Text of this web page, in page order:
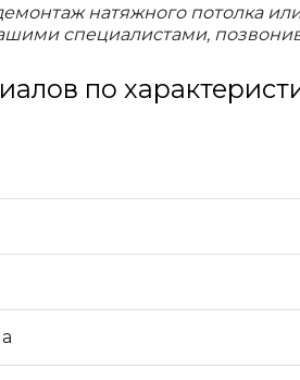
натяжного потолка
специалистами,
по